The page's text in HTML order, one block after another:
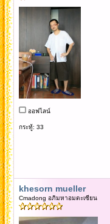
ออฟไลน์
กระทู้: 33
khesorn mueller
Cmadong อภิมหาอมตะเซียน